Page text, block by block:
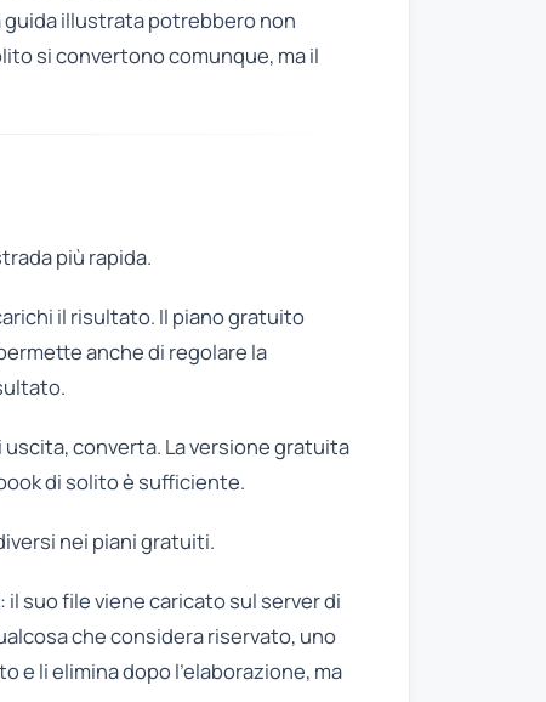
guida illustrata potrebbero non
si convertono comunque, ma il
più rapida.
il risultato. Il piano gratuito
anche di regolare la
converta. La versione gratuita
di solito è sufficiente.
nei piani gratuiti.
suo file viene caricato sul server di
che considera riservato, uno
li elimina dopo l’elaborazione, ma